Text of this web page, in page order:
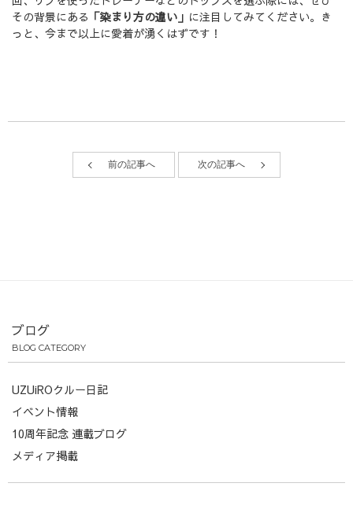
その背景にある 「染まり方の違い」 に注目してみてください。き
っと、今まで以上に愛着が湧くはずです！
前の記事へ 次の記事へ
ブログ
BLOG CATEGORY
UZUiROクルー日記
イベント情報
10周年記念 連載ブログ
メディア掲載